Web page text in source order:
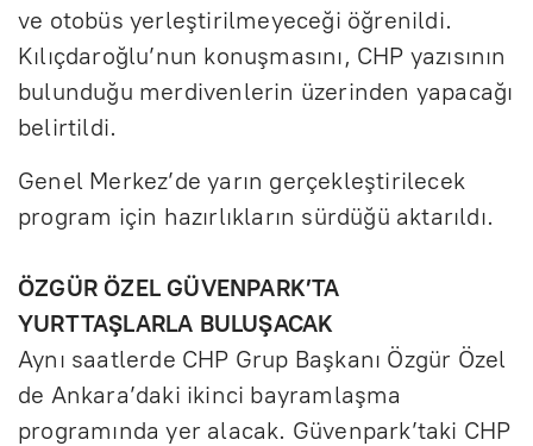
ve otobüs yerleştirilmeyeceği öğrenildi.
Kılıçdaroğlu’nun konuşmasını, CHP yazısının
bulunduğu merdivenlerin üzerinden yapacağı
belirtildi.
Genel Merkez’de yarın gerçekleştirilecek
program için hazırlıkların sürdüğü aktarıldı.
ÖZGÜR ÖZEL GÜVENPARK’TA
YURTTAŞLARLA BULUŞACAK
Aynı saatlerde CHP Grup Başkanı Özgür Özel
de Ankara’daki ikinci bayramlaşma
programında yer alacak. Güvenpark’taki CHP